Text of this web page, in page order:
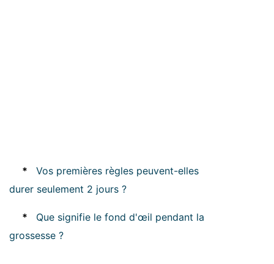
*
Vos premières règles peuvent-elles
durer seulement 2 jours ?
*
Que signifie le fond d'œil pendant la
grossesse ?